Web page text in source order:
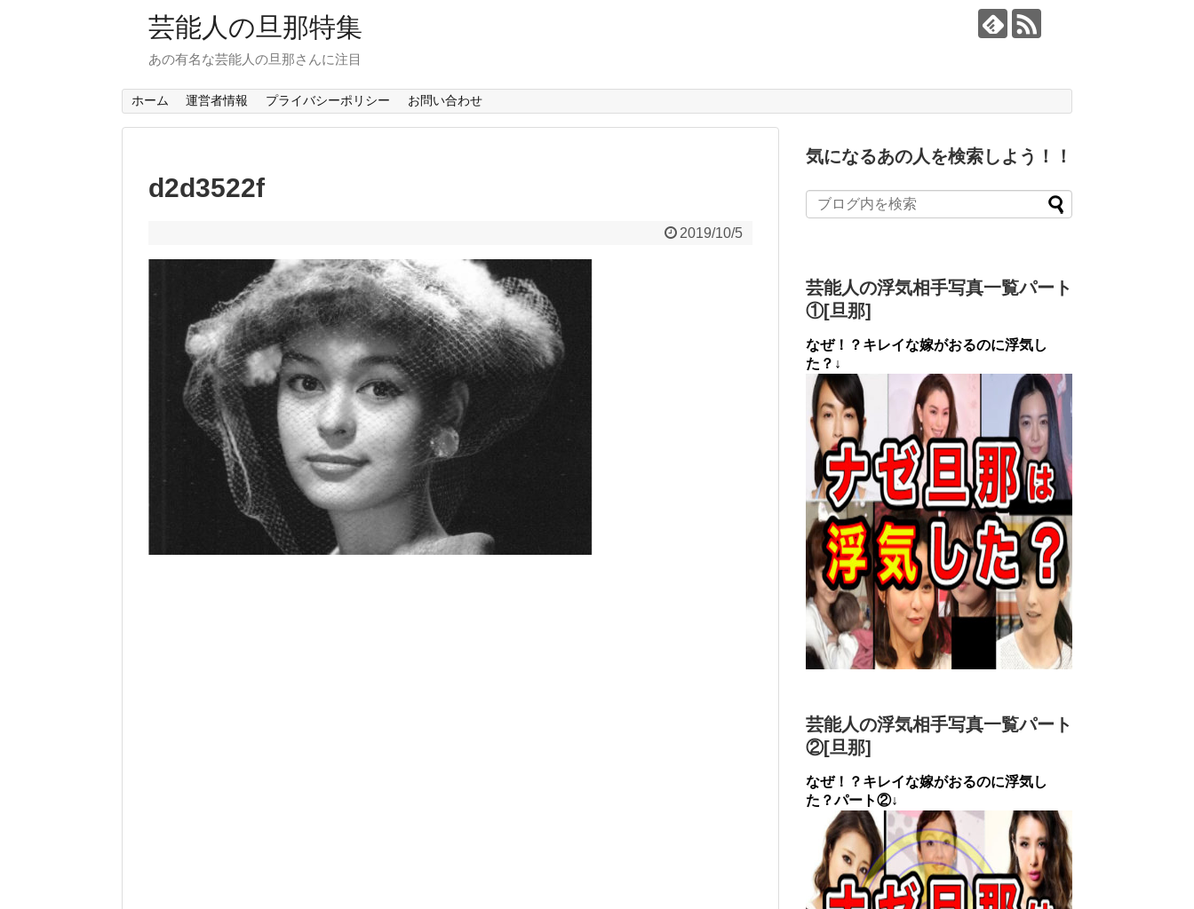
芸能人の旦那特集
あの有名な芸能人の旦那さんに注目
ホーム 運営者情報 プライバシーポリシー お問い合わせ
d2d3522f
2019/10/5
気になるあの人を検索しよう！！
芸能人の浮気相手写真一覧パート
①[旦那]
なぜ！？キレイな嫁がおるのに浮気し
た？↓
芸能人の浮気相手写真一覧パート
②[旦那]
なぜ！？キレイな嫁がおるのに浮気し
た？パート②↓